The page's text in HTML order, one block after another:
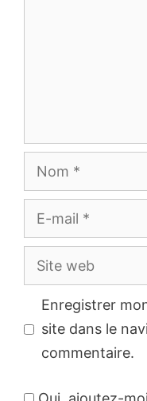
Nom
E-
mail
Site
web
Enregistrer
site dans le
commentaire.